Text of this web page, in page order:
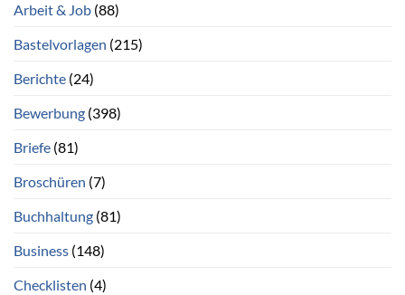
Arbeit & Job (88)
Bastelvorlagen (215)
Berichte (24)
Bewerbung (398)
Briefe (81)
Broschüren (7)
Buchhaltung (81)
Business (148)
Checklisten (4)